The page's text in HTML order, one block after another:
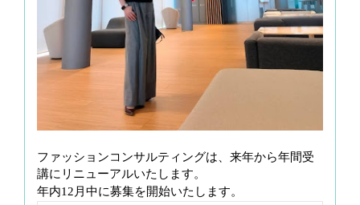
ファッションコンサルティングは、来年から年間受
講にリニューアルいたします。
年内12月中に募集を開始いたします。